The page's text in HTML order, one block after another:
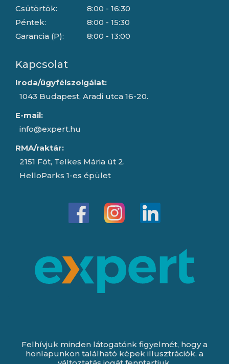
Csütörtök:
Péntek:
Garancia (P):
8:00 - 16:30
8:00 - 15:30
8:00 - 13:00
Kapcsolat
Iroda/ügyfélszolgálat:
1043 Budapest, Aradi utca 16-20.
E-mail:
info@expert.hu
RMA/raktár:
2151 Fót, Telkes Mária út 2.
HelloParks 1-es épület
Felhívjuk minden látogatónk figyelmét, hogy a
honlapunkon található képek illusztrációk, a